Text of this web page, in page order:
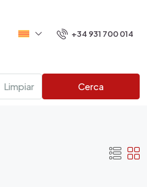
+34 931 700 014
Limpiar Cerca